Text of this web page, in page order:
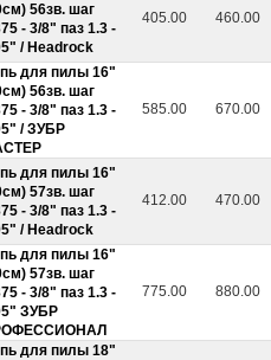
56зв. шаг
- 3/8" паз 1.3 -
/ Headrock
405.00 460.00
для пилы 16"
56зв. шаг
- 3/8" паз 1.3 -
/ ЗУБР
585.00 670.00
для пилы 16"
57зв. шаг
- 3/8" паз 1.3 -
/ Headrock
412.00 470.00
для пилы 16"
57зв. шаг
- 3/8" паз 1.3 -
ЗУБР
775.00 880.00
для пилы 18"